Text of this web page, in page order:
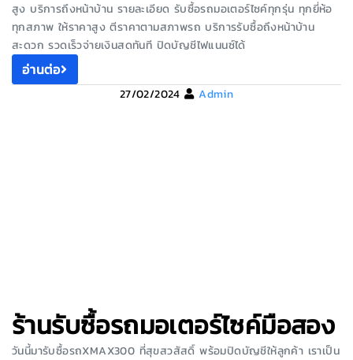
สูง บริการถึงหน้าบ้าน รายละเอียด รับซื้อรถมอเตอร์ไซค์ทุกรุ่น ทุกยี่ห้อ
ทุกสภาพ ให้ราคาสูง ตีราคาตามสภาพรถ บริการรับซื้อถึงหน้าบ้าน
สะดวก รวดเร็วจ่ายเงินสดทันที ปิดบัญชีไฟแนนซ์ได้
อ่านต่อ
27/02/2024 Admin
ร้านรับซื้อรถมอเตอร์ไซค์มือสอง
วันนี้มารับซื้อรถXMAX300 ที่สุขสวสัสดิ์ พร้อมปิดบัญชีให้ลูกค้า เราเป็น